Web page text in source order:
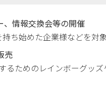
、情報交換会等の開催
ち始めた企業様などを対象
売
るためのレインボーグッ